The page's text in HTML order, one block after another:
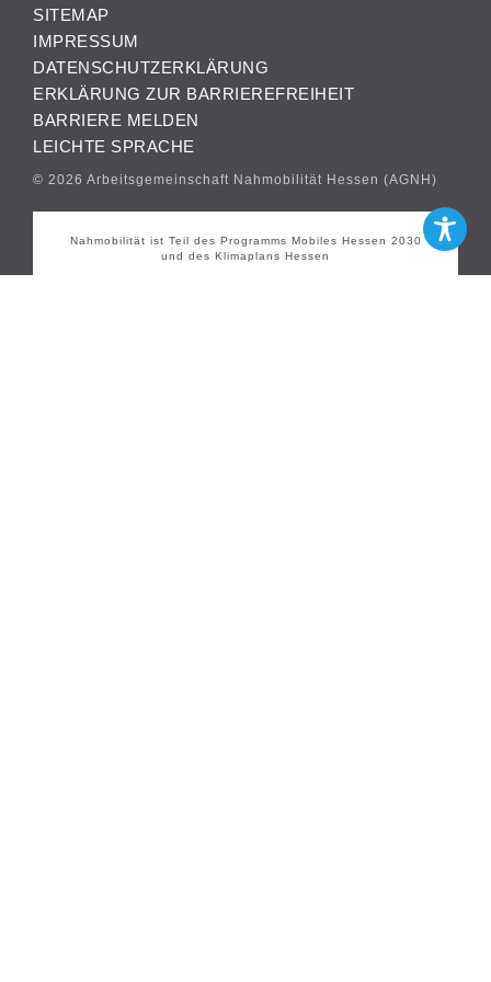
SITEMAP
IMPRESSUM
DATENSCHUTZERKLÄRUNG
ERKLÄRUNG ZUR BARRIEREFREIHEIT
BARRIERE MELDEN
LEICHTE SPRACHE
© 2026 Arbeitsgemeinschaft Nahmobilität Hessen (AGNH)
Nahmobilität ist Teil des Programms Mobiles Hessen 2030
und des Klimaplans Hessen